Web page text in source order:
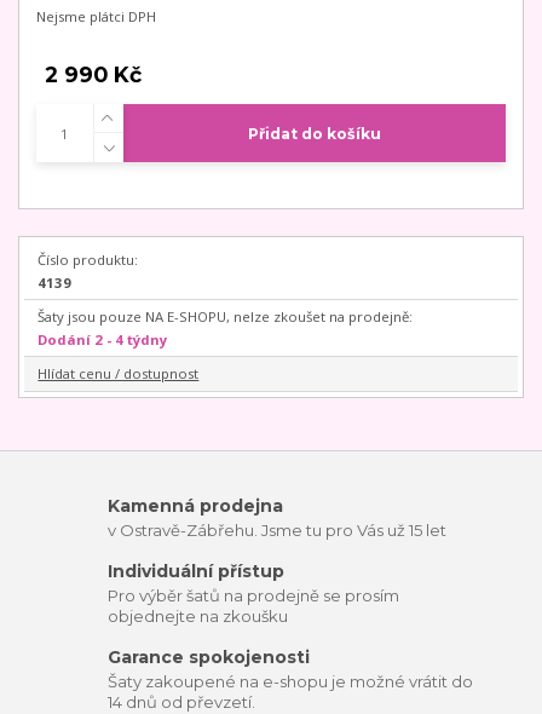
Nejsme plátci DPH
2 990 Kč
Přidat do košíku
Číslo produktu:
4139
Šaty jsou pouze NA E-SHOPU, nelze zkoušet na prodejně:
Dodání 2 - 4 týdny
Hlídat cenu / dostupnost
Kamenná prodejna
v Ostravě-Zábřehu. Jsme tu pro Vás už 15 let
Individuální přístup
Pro výběr šatů na prodejně se prosím
objednejte na zkoušku
Garance spokojenosti
Šaty zakoupené na e-shopu je možné vrátit do
14 dnů od převzetí.